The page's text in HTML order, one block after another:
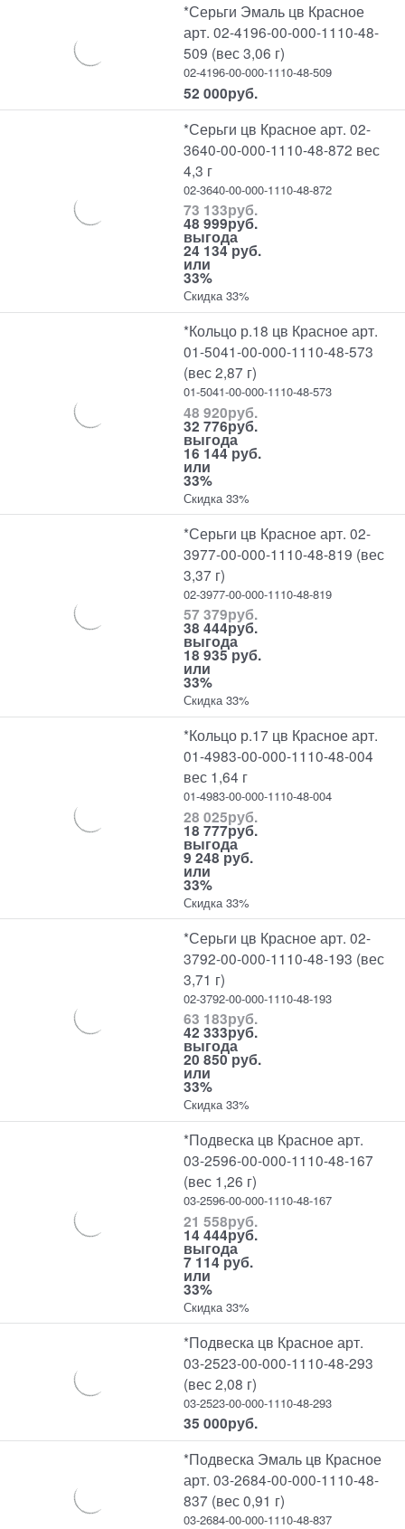
*Серьги Эмаль цв Красное
арт. 02-4196-00-000-1110-48-
509 (вес 3,06 г)
02-4196-00-000-1110-48-509
52 000руб.
*Серьги цв Красное арт. 02-
3640-00-000-1110-48-872 вес
4,3 г
02-3640-00-000-1110-48-872
73 133руб.
48 999руб.
выгода
24 134 руб.
или
33%
Скидка 33%
*Кольцо р.18 цв Красное арт.
01-5041-00-000-1110-48-573
(вес 2,87 г)
01-5041-00-000-1110-48-573
48 920руб.
32 776руб.
выгода
16 144 руб.
или
33%
Скидка 33%
*Серьги цв Красное арт. 02-
3977-00-000-1110-48-819 (вес
3,37 г)
02-3977-00-000-1110-48-819
57 379руб.
38 444руб.
выгода
18 935 руб.
или
33%
Скидка 33%
*Кольцо р.17 цв Красное арт.
01-4983-00-000-1110-48-004
вес 1,64 г
01-4983-00-000-1110-48-004
28 025руб.
18 777руб.
выгода
9 248 руб.
или
33%
Скидка 33%
*Серьги цв Красное арт. 02-
3792-00-000-1110-48-193 (вес
3,71 г)
02-3792-00-000-1110-48-193
63 183руб.
42 333руб.
выгода
20 850 руб.
или
33%
Скидка 33%
*Подвеска цв Красное арт.
03-2596-00-000-1110-48-167
(вес 1,26 г)
03-2596-00-000-1110-48-167
21 558руб.
14 444руб.
выгода
7 114 руб.
или
33%
Скидка 33%
*Подвеска цв Красное арт.
03-2523-00-000-1110-48-293
(вес 2,08 г)
03-2523-00-000-1110-48-293
35 000руб.
*Подвеска Эмаль цв Красное
арт. 03-2684-00-000-1110-48-
837 (вес 0,91 г)
03-2684-00-000-1110-48-837